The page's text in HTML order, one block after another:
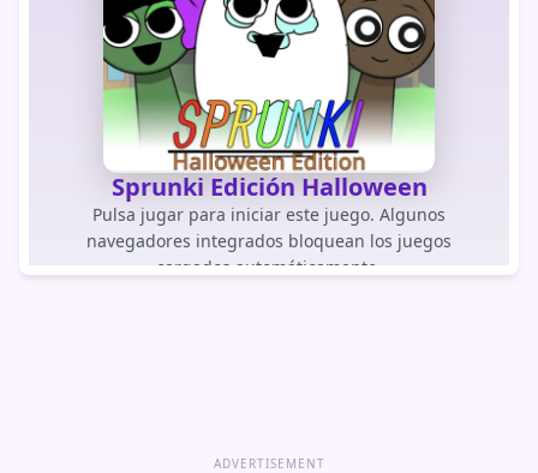
Sprunki Edición Halloween
Pulsa jugar para iniciar este juego. Algunos
navegadores integrados bloquean los juegos
cargados automáticamente.
ADVERTISEMENT